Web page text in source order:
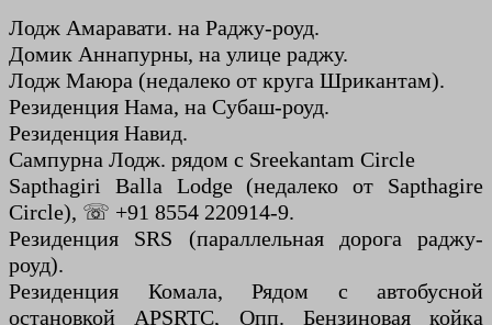
Лодж Амаравати. на Раджу-роуд.
Домик Аннапурны, на улице раджу.
Лодж Маюра (недалеко от круга Шрикантам).
Резиденция Нама, на Субаш-роуд.
Резиденция Навид.
Сампурна Лодж. рядом с Sreekantam Circle
Sapthagiri Balla Lodge (недалеко от Sapthagire
Circle), ☏ +91 8554 220914-9.
Резиденция SRS (параллельная дорога раджу-
роуд).
Резиденция Комала, Рядом с автобусной
остановкой APSRTC, Опп. Бензиновая койка